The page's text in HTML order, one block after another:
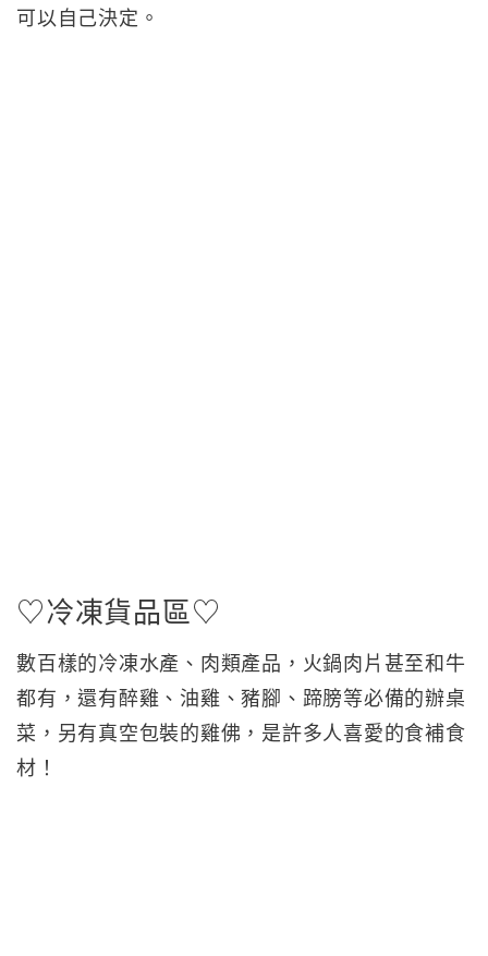
可以自己決定。
♡冷凍貨品區♡
數百樣的冷凍水產、肉類產品，火鍋肉片甚至和牛
都有，還有醉雞、油雞、豬腳、蹄膀等必備的辦桌
菜，另有真空包裝的雞佛，是許多人喜愛的食補食
材！